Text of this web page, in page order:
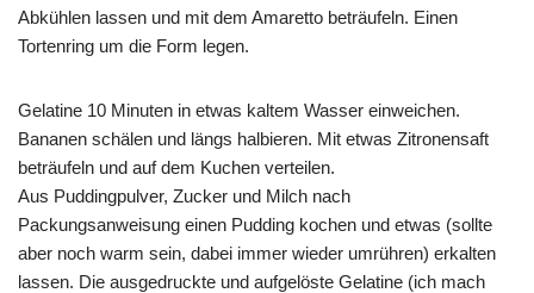
Abkühlen lassen und mit dem Amaretto beträufeln. Einen
Tortenring um die Form legen.
Gelatine 10 Minuten in etwas kaltem Wasser einweichen.
Bananen schälen und längs halbieren. Mit etwas Zitronensaft
beträufeln und auf dem Kuchen verteilen.
Aus Puddingpulver, Zucker und Milch nach
Packungsanweisung einen Pudding kochen und etwas (sollte
aber noch warm sein, dabei immer wieder umrühren) erkalten
lassen. Die ausgedruckte und aufgelöste Gelatine (ich mach